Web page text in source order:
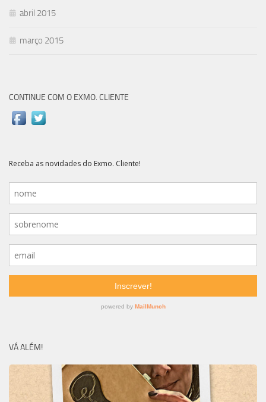
abril 2015
março 2015
CONTINUE COM O EXMO. CLIENTE
VÁ ALÉM!